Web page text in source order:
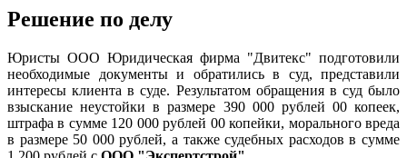
Решение по делу
Юристы ООО Юридическая фирма "Двитекс" подготовили
необходимые документы и обратились в суд, представили
интересы клиента в суде. Результатом обращения в суд было
взыскание неустойки в размере 390 000 рублей 00 копеек,
штрафа в сумме 120 000 рублей 00 копейки, морального вреда
в размере 50 000 рублей, а также судебных расходов в сумме